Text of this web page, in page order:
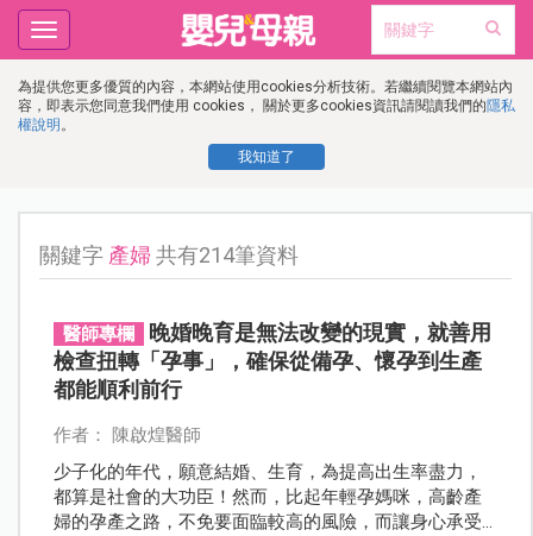
為提供您更多優質的內容，本網站使用cookies分析技術。若繼續閱覽本網站內
容，即表示您同意我們使用 cookies， 關於更多cookies資訊請閱讀我們的隱私
權說明 。
我知道了
Toggle
navigation
關鍵字 產婦 共有214筆資料
醫師專欄
晚婚晚育是無法改變的現實，就善用
檢查扭轉「孕事」，確保從備孕、懷孕到生產
都能順利前行
作者： 陳啟煌醫師
少子化的年代，願意結婚、生育，為提高出生率盡力，
都算是社會的大功臣！然而，比起年輕孕媽咪，高齡產
婦的孕產之路，不免要面臨較高的風險，而讓身心承受